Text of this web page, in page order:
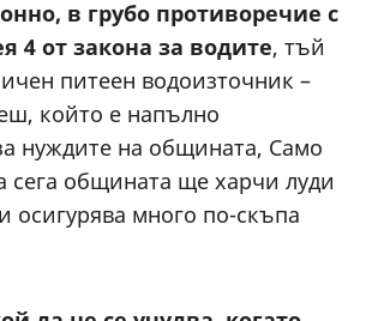
в грубо противоречие с
4 от закона за водите, тъй
питеен водоизточник –
който е напълно
нуждите на общината, Само
сега общината ще харчи луди
осигурява много по-скъпа